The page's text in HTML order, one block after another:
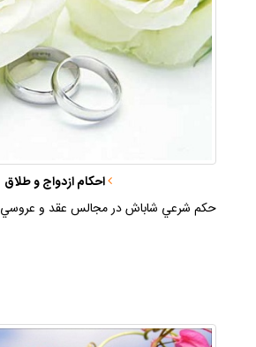
احكام ازدواج و طلاق
حكم شرعي شاباش در مجالس عقد و عروسي